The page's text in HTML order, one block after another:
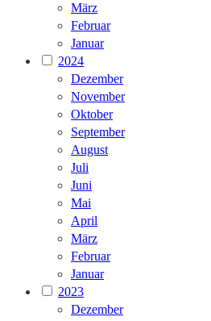
März
Februar
Januar
2024
Dezember
November
Oktober
September
August
Juli
Juni
Mai
April
März
Februar
Januar
2023
Dezember